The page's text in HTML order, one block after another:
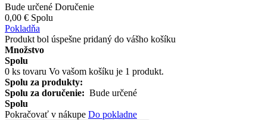
Bude určené Doručenie
0,00 € Spolu
Pokladňa
Produkt bol úspešne pridaný do vášho košíku
Množstvo
Spolu
0 ks tovaru Vo vašom košíku je 1 produkt.
Spolu za produkty:
Spolu za doručenie: Bude určené
Spolu
Pokračovať v nákupe Do pokladne